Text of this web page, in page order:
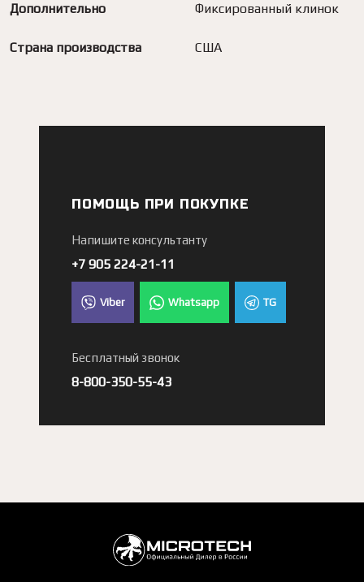
Дополнительно Фиксированный клинок
Страна производства США
ПОМОЩЬ ПРИ ПОКУПКЕ
Напишите консультанту
+7 905 224-21-11
Viber Whatsapp TG
Бесплатный звонок
8-800-350-55-43